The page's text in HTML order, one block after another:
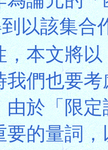
以該集合
，本文將
我們也要
由於「限
要的量詞